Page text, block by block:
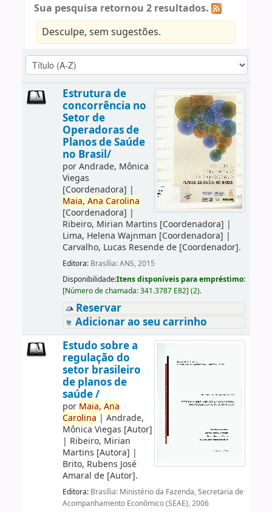
Sua pesquisa retornou 2 resultados.
Desculpe, sem sugestões.
Estrutura de
concorrência no
Setor de
Operadoras de
Planos de Saúde
no Brasil/
porAndrade, Mônica
Viegas
[Coordenadora] |
Maia, Ana Carolina
[Coordenadora] |
Ribeiro, Mirian Martins [Coordenadora] |
Lima, Helena Wajnman [Coordenadora] |
Carvalho, Lucas Resende de[Coordenador].
Editora: Brasília: ANS, 2015
Disponibilidade:Itens disponíveis para empréstimo:
[Número de chamada:341.3787 E82] (2).
Reservar
Adicionar ao seu carrinho
Estudo sobre a
regulação do
setor brasileiro
de planos de
saúde /
por Maia, Ana
Carolina | Andrade,
Mônica Viegas [Autor]
| Ribeiro, Mirian
Martins [Autora] |
Brito, Rubens José
Amaral de[Autor].
Editora: Brasília: Ministério da Fazenda, Secretaria de
Acompanhamento Econômico (SEAE), 2006